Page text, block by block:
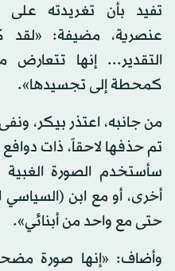
تفيد بأن تغريدته على
عنصرية، مضيفة:
التقدير... إنها
كمحطة إلى تجسيدها».
من جانبه، اعتذر بيكر،
تم حذفها لاحقاً، ذات
سأستخدم الصورة
أخرى، أو مع ابن
حتى مع واحد من أبنائي».
وأضاف: «إنها صورة